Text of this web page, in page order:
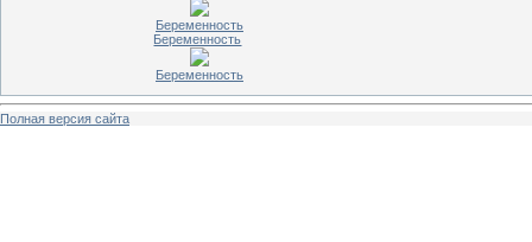
Беременность
Беременность
Беременность
Полная версия сайта